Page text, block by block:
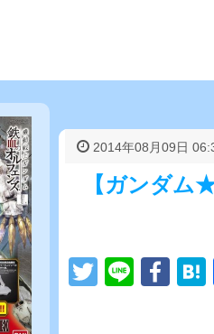
2014年08月09日
【ガンダム
T
Li
F